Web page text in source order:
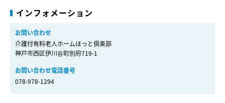
インフォメーション
お問い合わせ
介護付有料老人ホームほっと俱楽部
神戸市西区伊川谷町別府719-1
お問い合わせ電話番号
078-978-1294